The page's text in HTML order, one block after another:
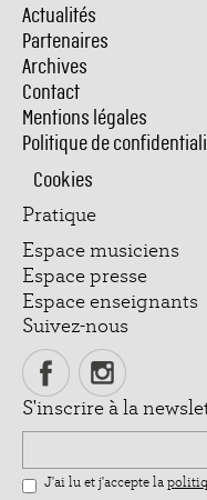
Menu
Pied
de
page
Actualités
Partenaires
Archives
Contact
Mentions légales
Politique de
Cookies
Pratique
Espace musiciens
Espace presse
Espace enseignants
Suivez-nous
S'inscrire à la
J'ai lu et j'accepte la